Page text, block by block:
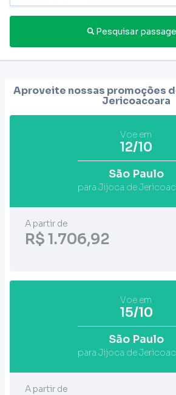
Pesquisar
Aproveite nossas promoções
Jericoacoara
Voe em
12/10
São Paulo
para Jijoca de
A partir de
R$ 1.706,92
Voe em
15/10
São Paulo
para Jijoca de
A partir de